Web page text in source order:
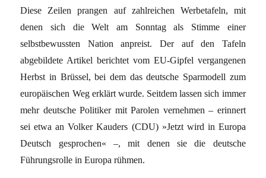
Diese Zeilen prangen auf zahlreichen Werbetafeln, mit
denen sich die Welt am Sonntag als Stimme einer
selbstbewussten Nation anpreist. Der auf den Tafeln
abgebildete Artikel berichtet vom EU-Gipfel vergangenen
Herbst in Brüssel, bei dem das deutsche Sparmodell zum
europäischen Weg erklärt wurde. Seitdem lassen sich immer
mehr deutsche Politiker mit Parolen vernehmen – erinnert
sei etwa an Volker Kauders (CDU) »Jetzt wird in Europa
Deutsch gesprochen« –, mit denen sie die deutsche
Führungsrolle in Europa rühmen.